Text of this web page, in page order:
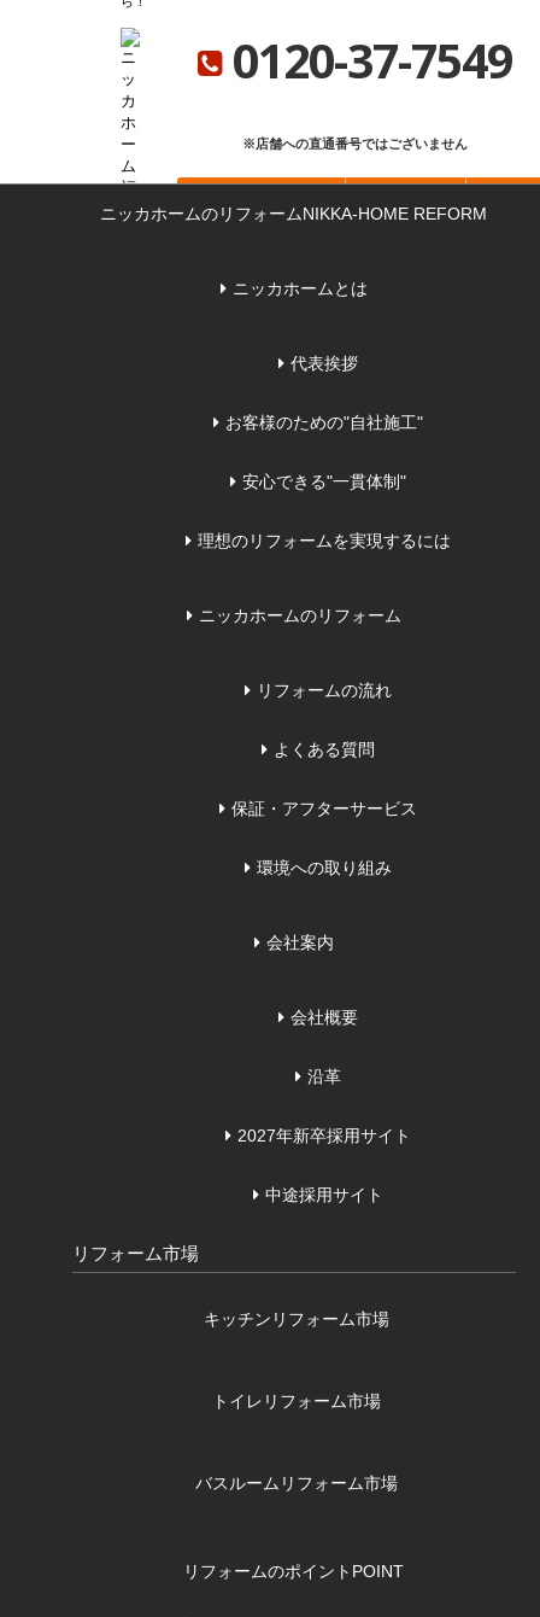
ニッカホーム総合サイト
0120-37-7549
※店舗への直通番号ではございません
ニッカホームのリフォームNIKKA-HOME REFORM
ニッカホームとは
代表挨拶
お客様のための"自社施工"
安心できる"一貫体制"
理想のリフォームを実現するには
ニッカホームのリフォーム
リフォームの流れ
よくある質問
保証・アフターサービス
環境への取り組み
会社案内
会社概要
沿革
2027年新卒採用サイト
中途採用サイト
リフォーム市場
キッチンリフォーム市場
トイレリフォーム市場
バスルームリフォーム市場
リフォームのポイント POINT